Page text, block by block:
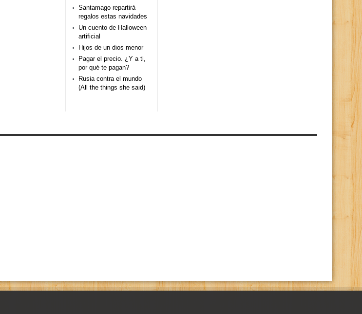
Santamago repartirá
regalos estas navidades
Un cuento de Halloween
artificial
Hijos de un dios menor
Pagar el precio. ¿Y a ti,
por qué te pagan?
Rusia contra el mundo
(All the things she said)